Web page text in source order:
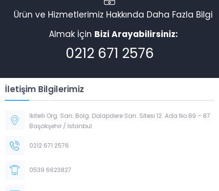
Ürün ve Hizmetlerimiz Hakkında Daha Fazla Bilgi
Almak İçin Bizi Arayabilirsiniz:
0212 671 2576
İletişim Bilgilerimiz
İkitelli Org. San. Bölg. Dolapdere San. Sitesi 12. Ada No.89 – 87
Başakşehir / İstanbul.
0212 671 2576
0539 6623827